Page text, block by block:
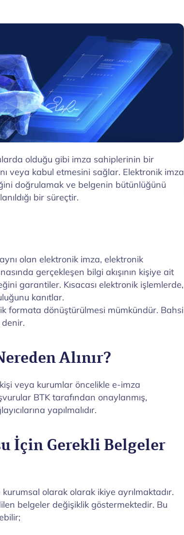
olduğu gibi imza sahiplerinin bir
veya kabul etmesini sağlar. Elektronik imza
doğrulamak ve belgenin bütünlüğünü
bir süreçtir.
olan elektronik imza, elektronik
gerçekleşen bilgi akışının kişiye ait
garantiler. Kısacası elektronik işlemlerde,
kanıtlar.
formata dönüştürülmesi mümkündür. Bahsi
Alınır?
veya kurumlar öncelikle e-imza
BTK tarafından onaylanmış,
yapılmalıdır.
İçin Gerekli Belgeler
olarak olarak ikiye ayrılmaktadır.
belgeler değişiklik göstermektedir. Bu